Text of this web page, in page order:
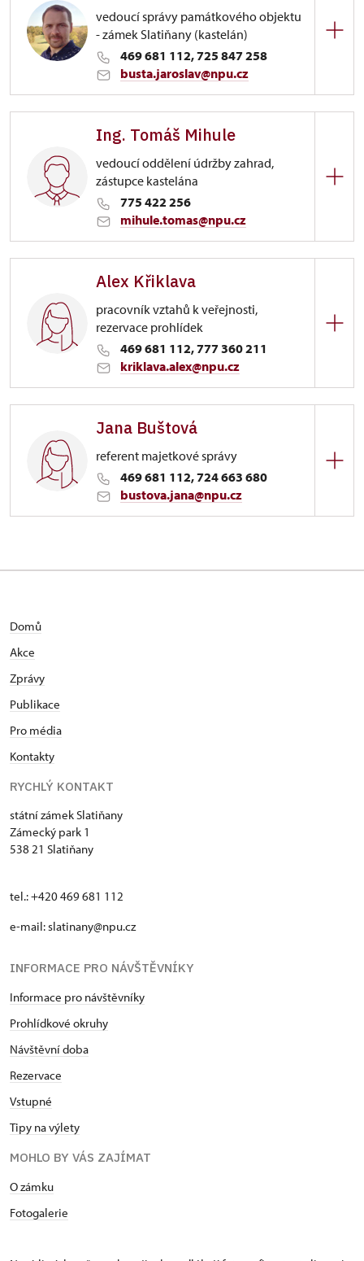
vedoucí správy památkového objektu
- zámek Slatiňany (kastelán)
469 681 112, 725 847 258
busta.jaroslav@npu.cz
Zámecký park 1/, Slatiňany
Ing. Tomáš Mihule
vedoucí oddělení údržby zahrad,
zástupce kastelána
775 422 256
mihule.tomas@npu.cz
Zámecký park 1/, Slatiňany
Alex Křiklava
pracovník vztahů k veřejnosti,
rezervace prohlídek
469 681 112, 777 360 211
kriklava.alex@npu.cz
Zámecký park 1/, Slatiňany
Jana Buštová
referent majetkové správy
469 681 112, 724 663 680
bustova.jana@npu.cz
Domů
Akce
Zprávy
Publikace
Pro média
Kontakty
RYCHLÝ KONTAKT
státní zámek Slatiňany
Zámecký park 1
538 21 Slatiňany
tel.: +420 469 681 112
e-mail: slatinany@npu.cz
INFORMACE PRO NÁVŠTĚVNÍKY
Informace pro návštěvníky
Prohlídkové okruhy
Návštěvní doba
Rezervace
Vstupné
Tipy na výlety
MOHLO BY VÁS ZAJÍMAT
O zámku
Fotogalerie